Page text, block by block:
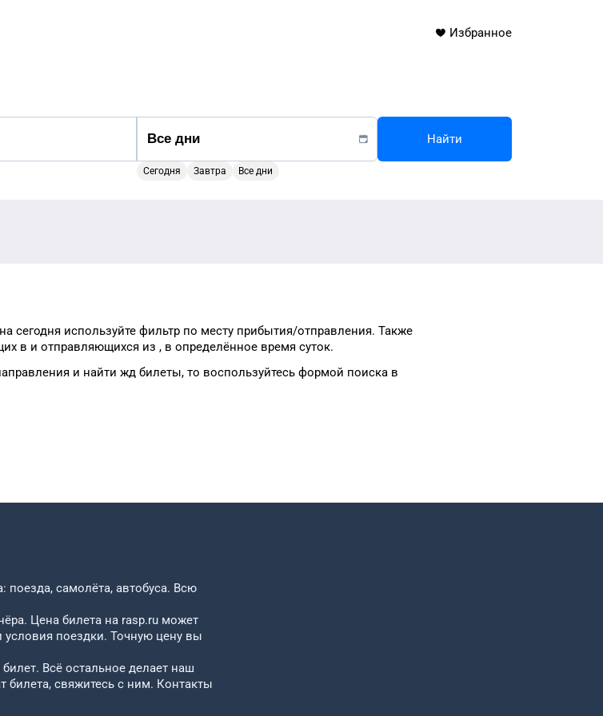
Избранное
Сегодня Завтра Все дни
Найти
на сегодня используйте фильтр по месту прибытия/отправления. Также
в и отправляющихся из , в определённое время суток.
и найти жд билеты, то воспользуйтесь формой поиска в
поезда, самолёта, автобуса. Всю
Цена билета на rasp.ru может
условия поездки. Точную цену вы
Всё остальное делает наш
билета, свяжитесь с ним. Контакты